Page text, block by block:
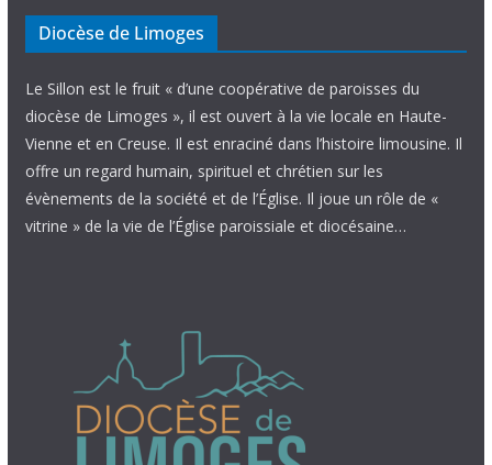
Diocèse de Limoges
Le Sillon est le fruit « d’une coopérative de paroisses du
diocèse de Limoges », il est ouvert à la vie locale en Haute-
Vienne et en Creuse. Il est enraciné dans l’histoire limousine. Il
offre un regard humain, spirituel et chrétien sur les
évènements de la société et de l’Église. Il joue un rôle de «
vitrine » de la vie de l’Église paroissiale et diocésaine…